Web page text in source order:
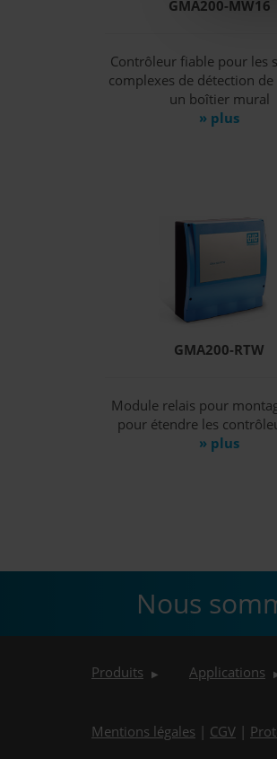
GMA200-MW16
Contrôleur fiable pour les
complexes de détection de
un boîtier mural
» plus
GMA200-RTW
Module relais pour
pour étendre les
» plus
Nous
Produits ▶ Applications
Mentions légales | CGV |